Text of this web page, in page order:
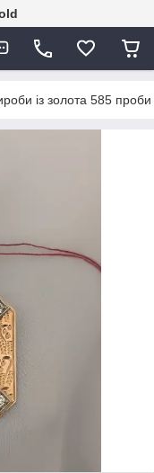
із золота 585 проби